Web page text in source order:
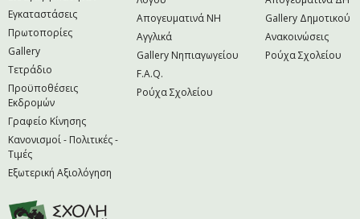
Εγκαταστάσεις
Πρωτοπορίες
Gallery
Τετράδιο
Προϋποθέσεις
Εκδρομών
Γραφείο Κίνησης
Κανονισμοί - Πολιτικές -
Τιμές
Εξωτερική Αξιολόγηση
Απογευματινά NH
Αγγλικά
Gallery Νηπιαγωγείου
F.A.Q.
Ρούχα Σχολείου
Gallery Δημοτικού
Ανακοινώσεις
Ρούχα Σχολείου